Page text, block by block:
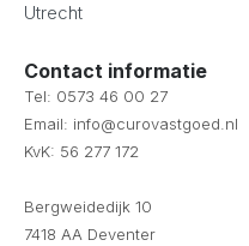
Utrecht
Contact informatie
Tel: 0573 46 00 27
Email: info@curovastgoed.nl
KvK: 56 277 172
Bergweidedijk 10
7418 AA Deventer